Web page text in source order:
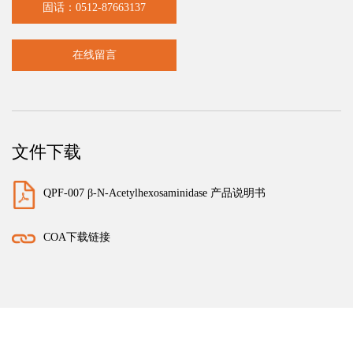
固话：0512-87663137
在线留言
文件下载
QPF-007 β-N-Acetylhexosaminidase 产品说明书
COA下载链接